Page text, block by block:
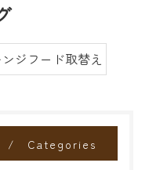
ジフード取替え
Categories